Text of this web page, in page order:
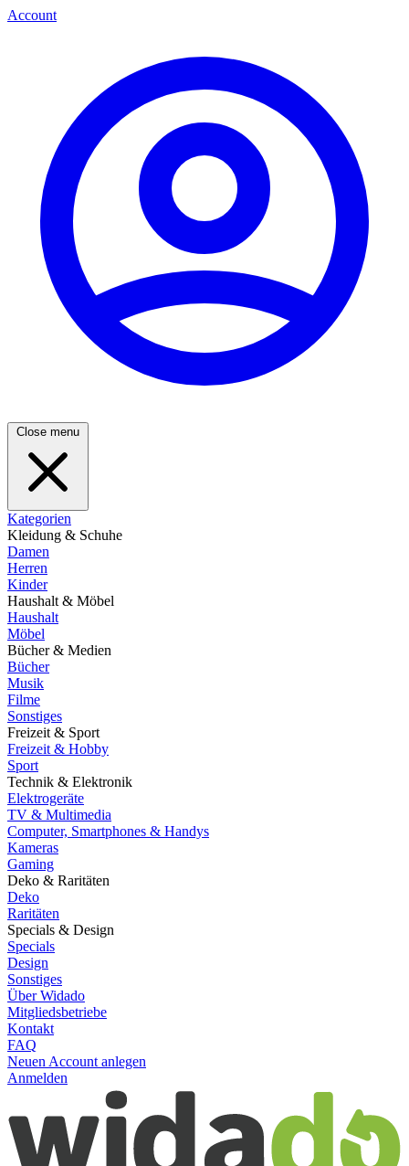
Account
Close menu
Kategorien
Kleidung & Schuhe
Damen
Herren
Kinder
Haushalt & Möbel
Haushalt
Möbel
Bücher & Medien
Bücher
Musik
Filme
Sonstiges
Freizeit & Sport
Freizeit & Hobby
Sport
Technik & Elektronik
Elektrogeräte
TV & Multimedia
Computer, Smartphones & Handys
Kameras
Gaming
Deko & Raritäten
Deko
Raritäten
Specials & Design
Specials
Design
Sonstiges
Über Widado
Mitgliedsbetriebe
Kontakt
FAQ
Neuen Account anlegen
Anmelden